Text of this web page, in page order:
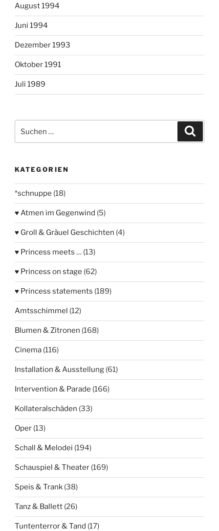
August 1994
Juni 1994
Dezember 1993
Oktober 1991
Juli 1989
nach:
KATEGORIEN
*schnuppe (18)
♥ Atmen im Gegenwind (5)
♥ Groll & Gräuel Geschichten (4)
♥ Princess meets … (13)
♥ Princess on stage (62)
♥ Princess statements (189)
Amtsschimmel (12)
Blumen & Zitronen (168)
Cinema (116)
Installation & Ausstellung (61)
Intervention & Parade (166)
Kollateralschäden (33)
Oper (13)
Schall & Melodei (194)
Schauspiel & Theater (169)
Speis & Trank (38)
Tanz & Ballett (26)
Tuntenterror & Tand (17)